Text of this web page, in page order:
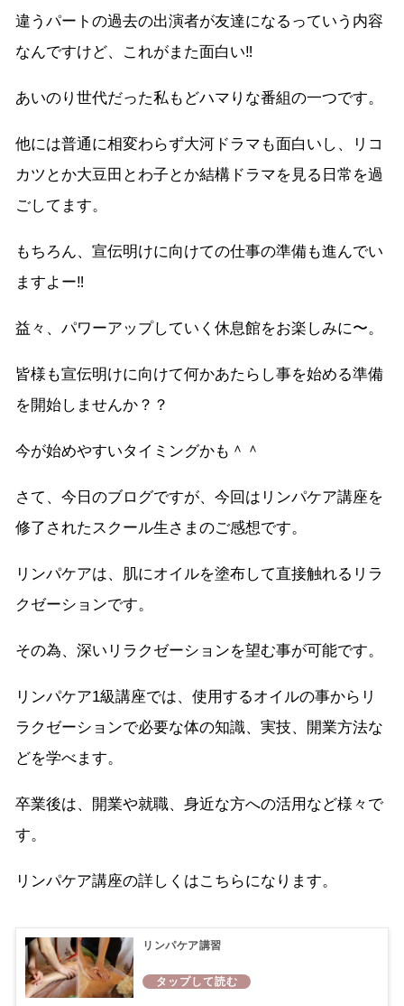
違うパートの過去の出演者が友達になるっていう内容
なんですけど、これがまた面白い‼︎
あいのり世代だった私もどハマりな番組の一つです。
他には普通に相変わらず大河ドラマも面白いし、リコ
カツとか大豆田とわ子とか結構ドラマを見る日常を過
ごしてます。
もちろん、宣伝明けに向けての仕事の準備も進んでい
ますよー‼︎
益々、パワーアップしていく休息館をお楽しみに〜。
皆様も宣伝明けに向けて何かあたらし事を始める準備
を開始しませんか？？
今が始めやすいタイミングかも＾＾
さて、今日のブログですが、今回はリンパケア講座を
修了されたスクール生さまのご感想です。
リンパケアは、肌にオイルを塗布して直接触れるリラ
クゼーションです。
その為、深いリラクゼーションを望む事が可能です。
リンパケア1級講座では、使用するオイルの事からリ
ラクゼーションで必要な体の知識、実技、開業方法な
どを学べます。
卒業後は、開業や就職、身近な方への活用など様々で
す。
リンパケア講座の詳しくはこちらになります。
リンパケア講習